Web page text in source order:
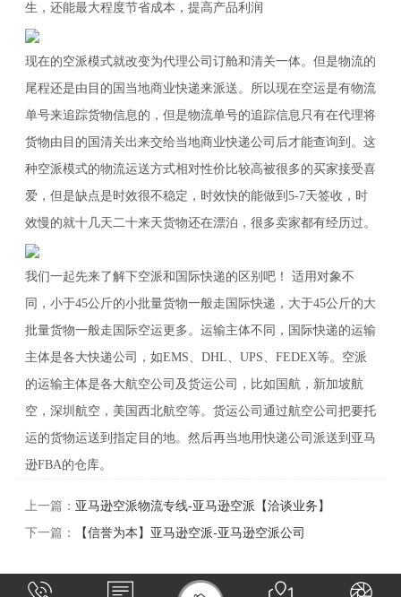
生，还能最大程度节省成本，提高产品利润
现在的空派模式就改变为代理公司订舱和清关一体。但是物流的
尾程还是由目的国当地商业快递来派送。所以现在空运是有物流
单号来追踪货物信息的，但是物流单号的追踪信息只有在代理将
货物由目的国清关出来交给当地商业快递公司后才能查询到。这
种空派模式的物流运送方式相对性价比较高被很多的买家接受喜
爱，但是缺点是时效很不稳定，时效快的能做到5-7天签收，时
效慢的就十几天二十来天货物还在漂泊，很多卖家都有经历过。
我们一起先来了解下空派和国际快递的区别吧！ 适用对象不
同，小于45公斤的小批量货物一般走国际快递，大于45公斤的大
批量货物一般走国际空运更多。运输主体不同，国际快递的运输
主体是各大快递公司，如EMS、DHL、UPS、FEDEX等。空派
的运输主体是各大航空公司及货运公司，比如国航，新加坡航
空，深圳航空，美国西北航空等。货运公司通过航空公司把要托
运的货物运送到指定目的地。然后再当地用快递公司派送到亚马
逊FBA的仓库。
上一篇： 亚马逊空派物流专线-亚马逊空派【洽谈业务】
下一篇：
【信誉为本】亚马逊空派-亚马逊空派公司